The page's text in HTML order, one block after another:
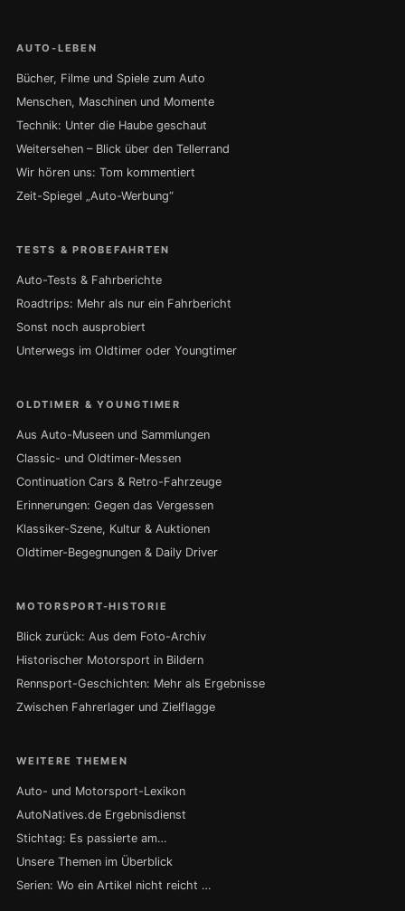
AUTO-LEBEN
Bücher, Filme und Spiele zum Auto
Menschen, Maschinen und Momente
Technik: Unter die Haube geschaut
Weitersehen – Blick über den Tellerrand
Wir hören uns: Tom kommentiert
Zeit-Spiegel „Auto-Werbung“
TESTS & PROBEFAHRTEN
Auto-Tests & Fahrberichte
Roadtrips: Mehr als nur ein Fahrbericht
Sonst noch ausprobiert
Unterwegs im Oldtimer oder Youngtimer
OLDTIMER & YOUNGTIMER
Aus Auto-Museen und Sammlungen
Classic- und Oldtimer-Messen
Continuation Cars & Retro-Fahrzeuge
Erinnerungen: Gegen das Vergessen
Klassiker-Szene, Kultur & Auktionen
Oldtimer-Begegnungen & Daily Driver
MOTORSPORT-HISTORIE
Blick zurück: Aus dem Foto-Archiv
Historischer Motorsport in Bildern
Rennsport-Geschichten: Mehr als Ergebnisse
Zwischen Fahrerlager und Zielflagge
WEITERE THEMEN
Auto- und Motorsport-Lexikon
AutoNatives.de Ergebnisdienst
Stichtag: Es passierte am…
Unsere Themen im Überblick
Serien: Wo ein Artikel nicht reicht …